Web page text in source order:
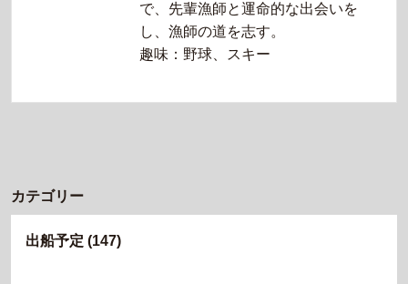
で、先輩漁師と運命的な出会いを
し、漁師の道を志す。
趣味：野球、スキー
カテゴリー
出船予定 (147)